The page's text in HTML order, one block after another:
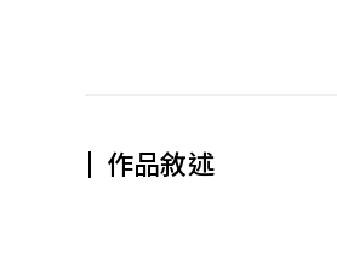
作品敘述